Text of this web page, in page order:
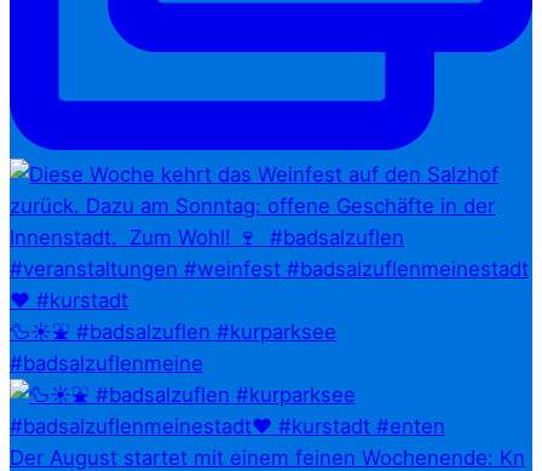
🦆☀️⛲ #badsalzuflen #kurparksee
#badsalzuflenmeine
Der August startet mit einem feinen Wochenende: Kn